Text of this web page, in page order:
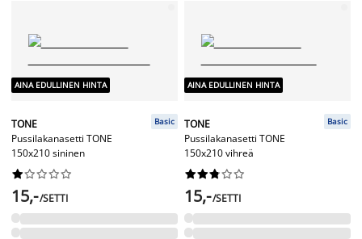
AINA EDULLINEN HINTA
TONE
Pussilakanasetti TONE
150x210 sininen
Basic






15,-/SETTI
AINA EDULLINEN HINTA
TONE
Pussilakanasetti TONE
150x210 vihreä
Basic






15,-/SETTI